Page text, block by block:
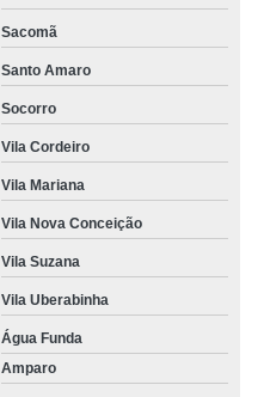
Sacomã
Santo Amaro
Socorro
Vila Cordeiro
Vila Mariana
Vila Nova Conceição
Vila Suzana
Vila Uberabinha
Água Funda
Amparo